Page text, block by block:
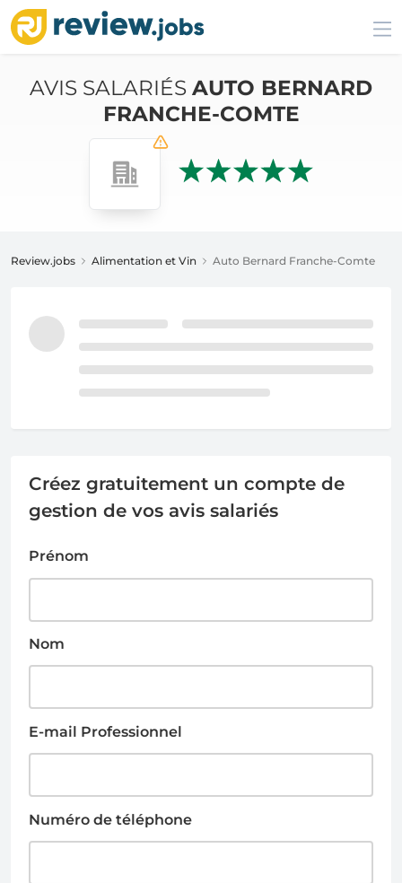
AVIS SALARIÉS AUTO BERNARD
FRANCHE-COMTE
Review.jobs Alimentation et Vin Auto Bernard Franche-Comte
Créez gratuitement un compte de
gestion de vos avis salariés
Prénom
Nom
E-mail Professionnel
Numéro de téléphone